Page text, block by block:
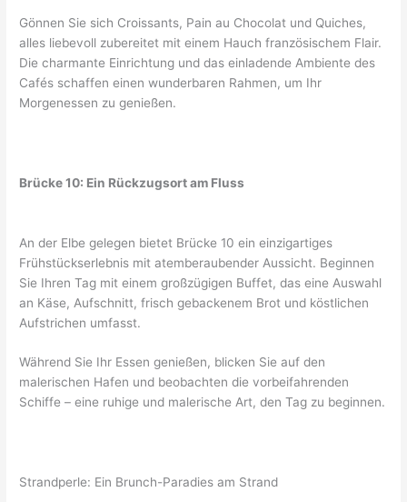
Gönnen Sie sich Croissants, Pain au Chocolat und Quiches,
alles liebevoll zubereitet mit einem Hauch französischem Flair.
Die charmante Einrichtung und das einladende Ambiente des
Cafés schaffen einen wunderbaren Rahmen, um Ihr
Morgenessen zu genießen.
Brücke 10: Ein Rückzugsort am Fluss
An der Elbe gelegen bietet Brücke 10 ein einzigartiges
Frühstückserlebnis mit atemberaubender Aussicht. Beginnen
Sie Ihren Tag mit einem großzügigen Buffet, das eine Auswahl
an Käse, Aufschnitt, frisch gebackenem Brot und köstlichen
Aufstrichen umfasst.
Während Sie Ihr Essen genießen, blicken Sie auf den
malerischen Hafen und beobachten die vorbeifahrenden
Schiffe – eine ruhige und malerische Art, den Tag zu beginnen.
Strandperle: Ein Brunch-Paradies am Strand